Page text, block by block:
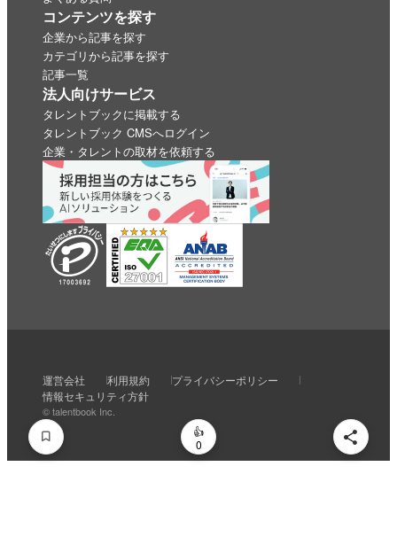
0
0 0 0 0 0
コンテンツを探す
企業から記事を探す
カテゴリから記事を探す
記事一覧
法人向けサービス
タレントブックに掲載する
タレントブック CMSへログイン
企業・タレントの取材を依頼する
運営会社 利用規約
プライバシーポリシー
情報セキュリティ方針
© talentbook Inc.